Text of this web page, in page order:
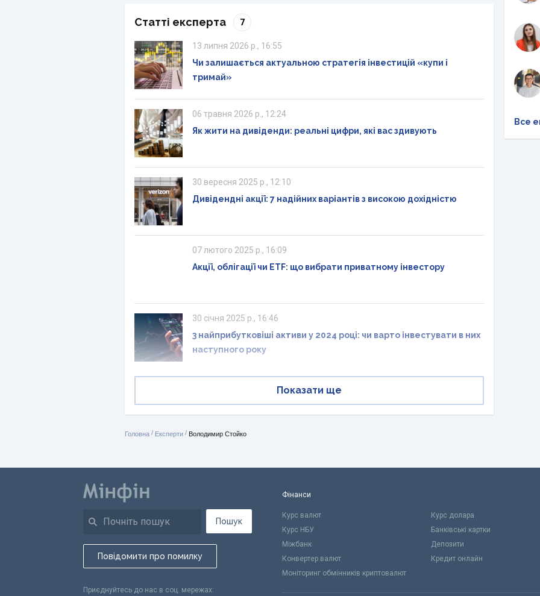
Статті експерта 7
13 липня 2026 р., 16:55
Чи залишається актуальною стратегія інвестицій «купи і
тримай»
06 травня 2026 р., 12:24
Як жити на дивіденди: реальні цифри, які вас здивують
30 вересня 2025 р., 12:10
Дивідендні акції: 7 надійних варіантів з високою дохідністю
07 лютого 2025 р., 16:09
Акції, облігації чи ETF: що вибрати приватному інвестору
30 січня 2025 р., 16:46
3 найприбутковіші активи у 2024 році: чи варто інвестувати в них
наступного року
Показати ще
Все
Головна / Експерти / Володимир Стойко
Пошук
Повідомити про помилку
Приєднуйтесь до нас в соц. мережах:
Фінанси
Курс валют Курс долара
Курс НБУ
Банківські картки
Міжбанк
Депозити
Конвертер валют
Кредит онлайн
Моніторинг обмінників криптовалют